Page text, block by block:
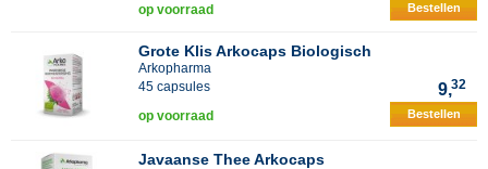
op voorraad Bestellen
Grote Klis Arkocaps Biologisch
Arkopharma
45 capsules
9,32
op voorraad Bestellen
Javaanse Thee Arkocaps